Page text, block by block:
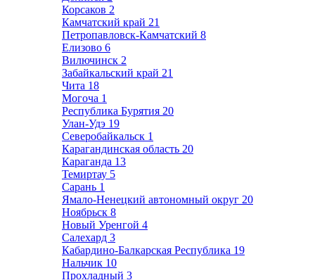
Корсаков 2
Камчатский край 21
Петропавловск-Камчатский 8
Елизово 6
Вилючинск 2
Забайкальский край 21
Чита 18
Могоча 1
Республика Бурятия 20
Улан-Удэ 19
Северобайкальск 1
Карагандинская область 20
Караганда 13
Темиртау 5
Сарань 1
Ямало-Ненецкий автономный округ 20
Ноябрьск 8
Новый Уренгой 4
Салехард 3
Кабардино-Балкарская Республика 19
Нальчик 10
Прохладный 3